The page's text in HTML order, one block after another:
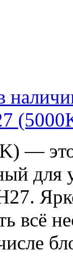
—
для
всё